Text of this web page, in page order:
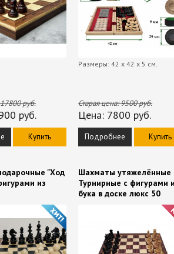
17800руб.
руб.
Купить
Размеры: 42 x 42 x 5 см.
Старая цена:9500руб.
Цена: 7800 руб.
Подробнее Купить
"Ход
из
Шахматы утяжелённые
Турнирные с фигурами
бука в доске люкс 50